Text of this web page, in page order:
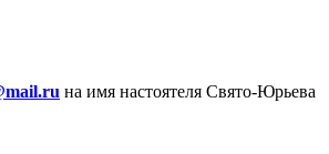
на имя настоятеля Свято-Юрьева